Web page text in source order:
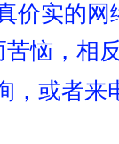
价实的
恼，相
，或者来